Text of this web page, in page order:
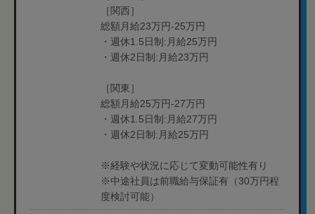
［関西］
総額月給23万円-25万円
・週休1.5日制:月給25万円
・週休2日制:月給23万円
［関東］
総額月給25万円-27万円
・週休1.5日制:月給27万円
・週休2日制:月給25万円
※経験や状況に応じて変動可能性有り
※中途社員は前職給与保証有（30万円程
度検討可能）